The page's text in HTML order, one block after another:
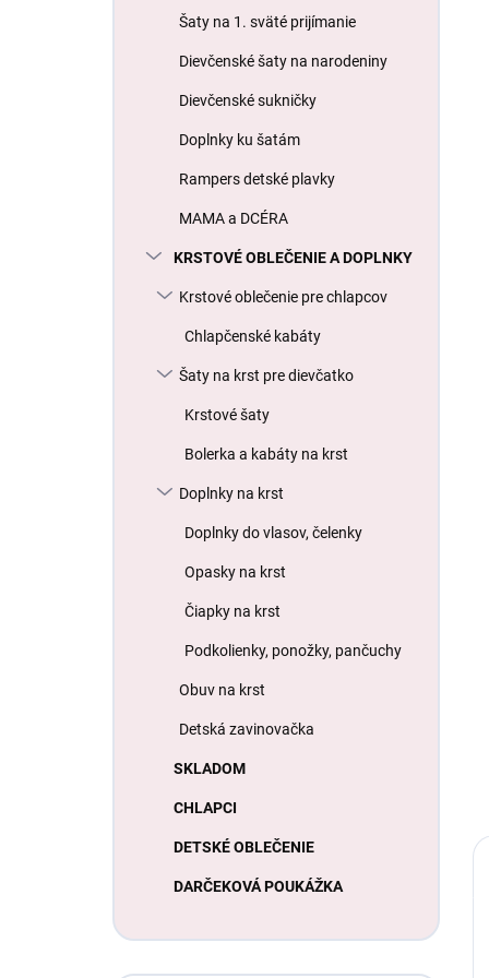
Šaty na 1. sväté prijímanie
Dievčenské šaty na narodeniny
Dievčenské sukničky
Doplnky ku šatám
Rampers detské plavky
MAMA a DCÉRA
KRSTOVÉ OBLEČENIE A DOPLNKY
Krstové oblečenie pre chlapcov
Chlapčenské kabáty
Šaty na krst pre dievčatko
Krstové šaty
Bolerka a kabáty na krst
Doplnky na krst
Doplnky do vlasov, čelenky
Opasky na krst
Čiapky na krst
Podkolienky, ponožky, pančuchy
Obuv na krst
Detská zavinovačka
SKLADOM
CHLAPCI
DETSKÉ OBLEČENIE
DARČEKOVÁ POUKÁŽKA